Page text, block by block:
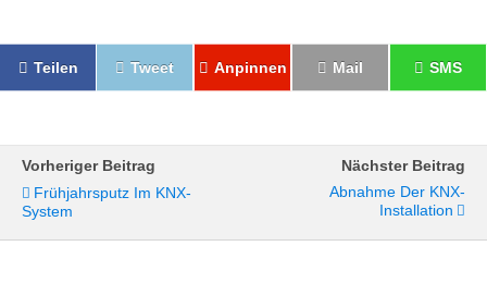
Teilen Tweet Anpinnen Mail SMS
Vorheriger Beitrag
Frühjahrsputz Im KNX-
System
Nächster Beitrag
Abnahme Der KNX-
Installation